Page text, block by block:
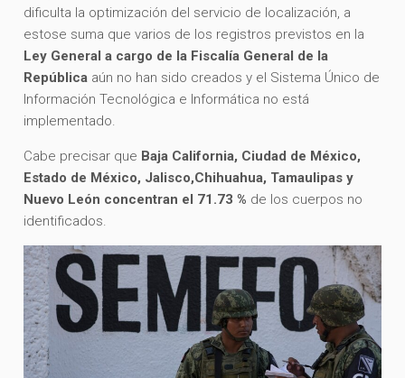
dificulta la optimización del servicio de localización, a
estose suma que varios de los registros previstos en la
Ley General a cargo de la Fiscalía General de la
República aún no han sido creados y el Sistema Único de
Información Tecnológica e Informática no está
implementado.
Cabe precisar que Baja California, Ciudad de México,
Estado de México, Jalisco,Chihuahua, Tamaulipas y
Nuevo León concentran el 71.73 % de los cuerpos no
identificados.